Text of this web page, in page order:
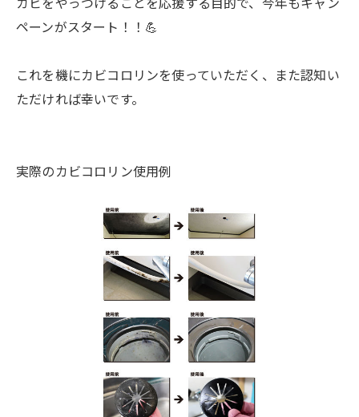
ペーンがスタート！！💪
これを機にカビコロリンを使っていただく、また認知い
ただければ幸いです。
実際のカビコロリン使用例